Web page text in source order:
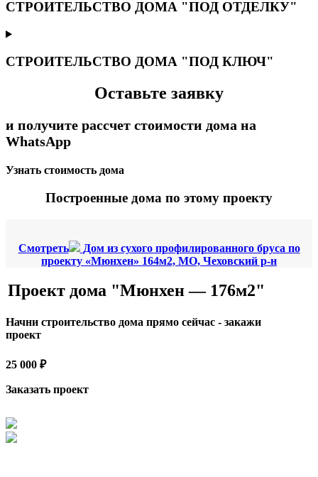
СТРОИТЕЛЬСТВО ДОМА "ПОД ОТДЕЛКУ"
СТРОИТЕЛЬСТВО ДОМА "ПОД КЛЮЧ"
Оставьте заявку
и получите рассчет стоимости дома на
WhatsApp
Узнать стоимость дома
Построенные дома по этому проекту
Смотреть
Дом из сухого профилированного бруса по
проекту «Мюнхен» 164м2, МО, Чеховский р-н
Проект дома "Мюнхен — 176м2"
Начни строительство дома прямо сейчас - закажи
проект
25 000 ₽
Заказать проект